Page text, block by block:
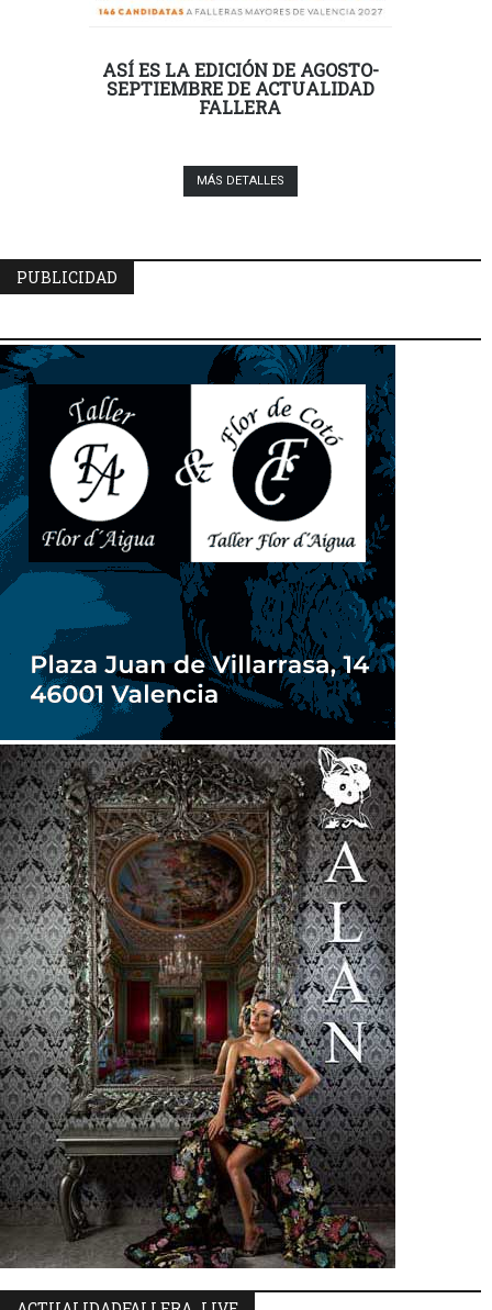
ASÍ ES LA EDICIÓN DE AGOSTO-
SEPTIEMBRE DE ACTUALIDAD
FALLERA
MÁS DETALLES
PUBLICIDAD